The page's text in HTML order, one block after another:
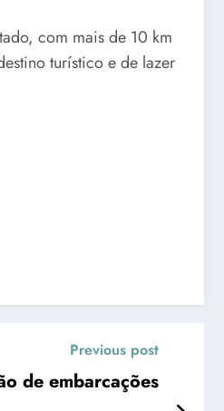
com mais de 10 km
turístico e de lazer
Previous post
de condução de embarcações